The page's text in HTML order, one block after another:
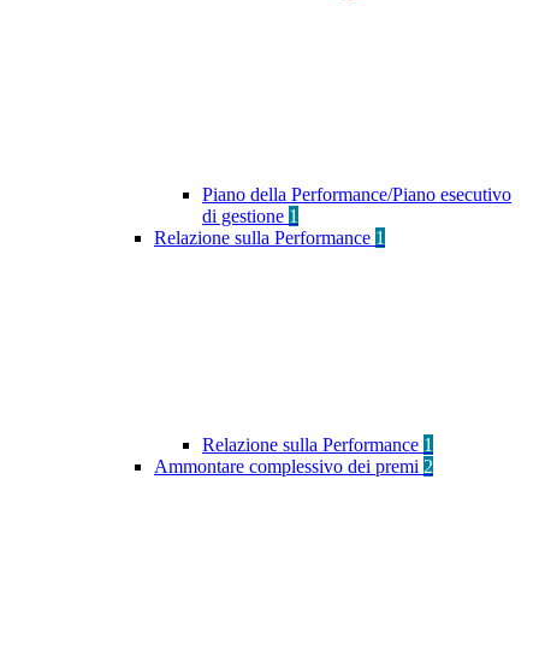
Piano della Performance/Piano esecutivo
di gestione 1
Relazione sulla Performance 1
Relazione sulla Performance 1
Ammontare complessivo dei premi 2